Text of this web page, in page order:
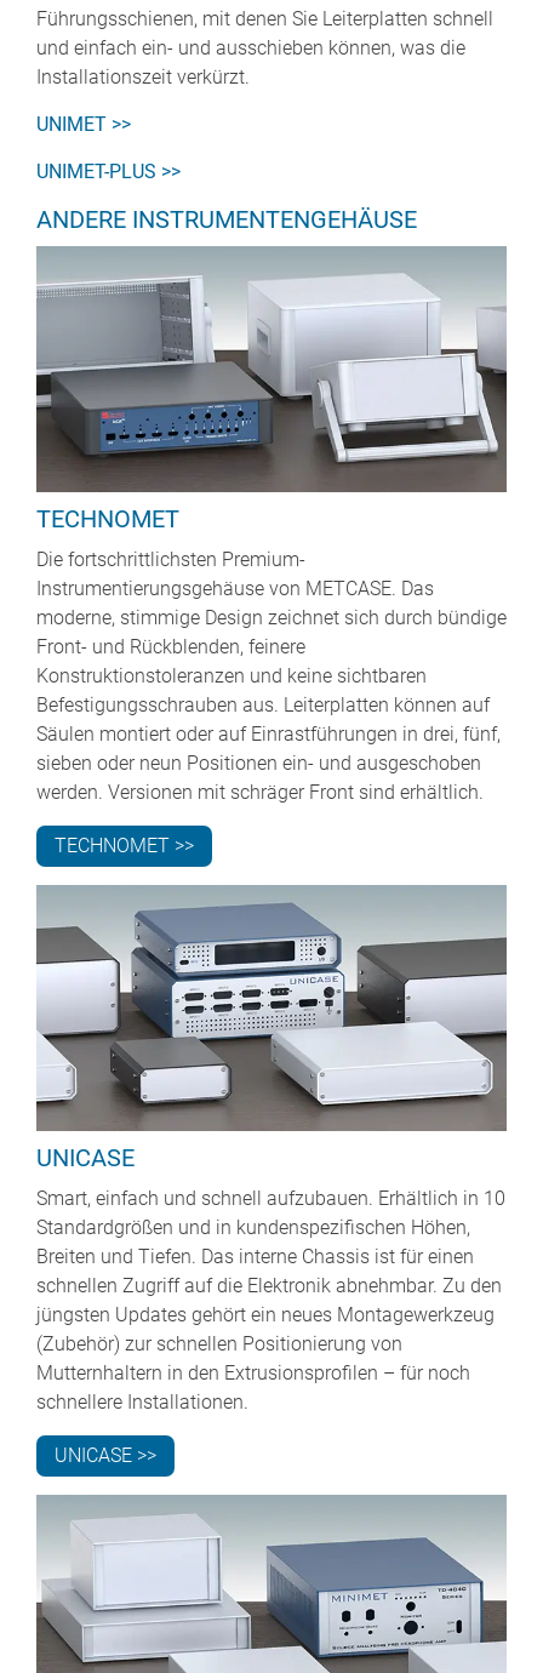
Führungsschienen, mit denen Sie Leiterplatten schnell
und einfach ein- und ausschieben können, was die
Installationszeit verkürzt.
UNIMET >>
UNIMET-PLUS >>
ANDERE INSTRUMENTENGEHÄUSE
TECHNOMET
Die fortschrittlichsten Premium-
Instrumentierungsgehäuse von METCASE. Das
moderne, stimmige Design zeichnet sich durch bündige
Front- und Rückblenden, feinere
Konstruktionstoleranzen und keine sichtbaren
Befestigungsschrauben aus. Leiterplatten können auf
Säulen montiert oder auf Einrastführungen in drei, fünf,
sieben oder neun Positionen ein- und ausgeschoben
werden. Versionen mit schräger Front sind erhältlich.
TECHNOMET >>
UNICASE
Smart, einfach und schnell aufzubauen. Erhältlich in 10
Standardgrößen und in kundenspezifischen Höhen,
Breiten und Tiefen. Das interne Chassis ist für einen
schnellen Zugriff auf die Elektronik abnehmbar. Zu den
jüngsten Updates gehört ein neues Montagewerkzeug
(Zubehör) zur schnellen Positionierung von
Mutternhaltern in den Extrusionsprofilen – für noch
schnellere Installationen.
UNICASE >>